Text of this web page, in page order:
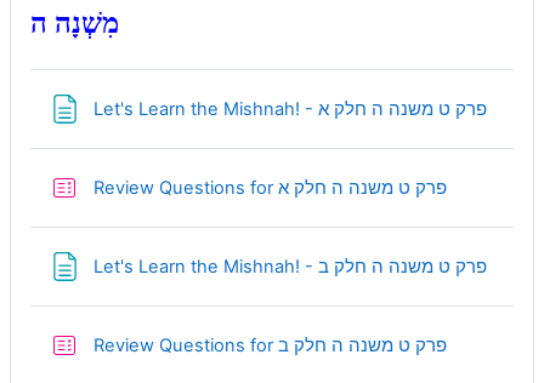
מִשְׁנָה ה
Let's Learn the Mishnah! - פרק ט משנה ה חלק אPage
Review Questions for פרק ט משנה ה חלק אQuiz
Let's Learn the Mishnah! - פרק ט משנה ה חלק בPage
Review Questions for פרק ט משנה ה חלק בQuiz